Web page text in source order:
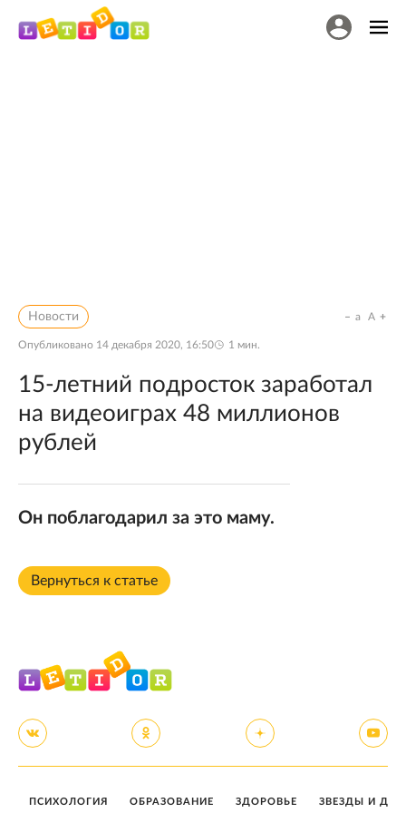
Новости
Опубликовано 14 декабря 2020, 16:50 1 мин.
a A
15-летний подросток заработал
на видеоиграх 48 миллионов
рублей
Он поблагодарил за это маму.
Вернуться к статье
ПСИХОЛОГИЯ ОБРАЗОВАНИЕ ЗДОРОВЬЕ ЗВЕЗДЫ И